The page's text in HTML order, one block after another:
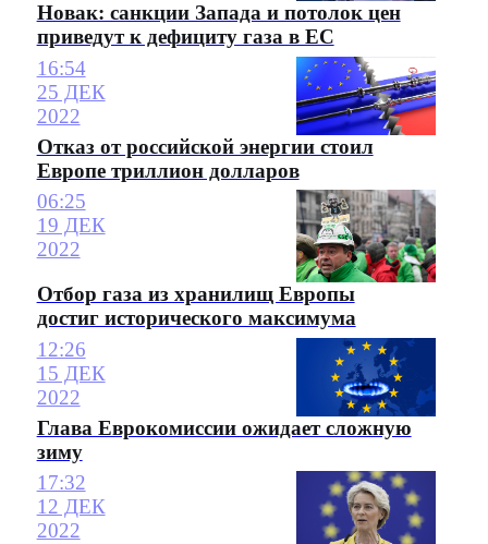
Новак: санкции Запада и потолок цен
приведут к дефициту газа в ЕС
16:54
25 ДЕК
2022
Отказ от российской энергии стоил
Европе триллион долларов
06:25
19 ДЕК
2022
Отбор газа из хранилищ Европы
достиг исторического максимума
12:26
15 ДЕК
2022
Глава Еврокомиссии ожидает сложную
зиму
17:32
12 ДЕК
2022